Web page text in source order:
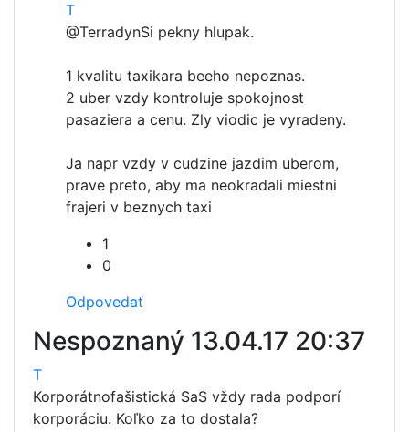
T
@TerradynSi pekny hlupak.
1 kvalitu taxikara beeho nepoznas.
2 uber vzdy kontroluje spokojnost
pasaziera a cenu. Zly viodic je vyradeny.
Ja napr vzdy v cudzine jazdim uberom,
prave preto, aby ma neokradali miestni
frajeri v beznych taxi
1
0
Odpovedať
Nespoznaný 13.04.17 20:37
T
Korporátnofašistická SaS vždy rada podporí
korporáciu. Koľko za to dostala?